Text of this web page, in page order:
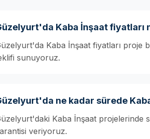
Kaba İnşaat fiyatları
Kaba İnşaat fiyatları proje
sunuyoruz.
ne kadar sürede
Kaba İnşaat projelerinde
veriyoruz.